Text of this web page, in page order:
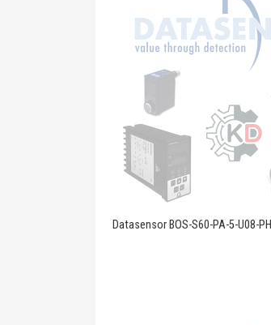
Datasensor BOS-S60-PA-5-U08-PH